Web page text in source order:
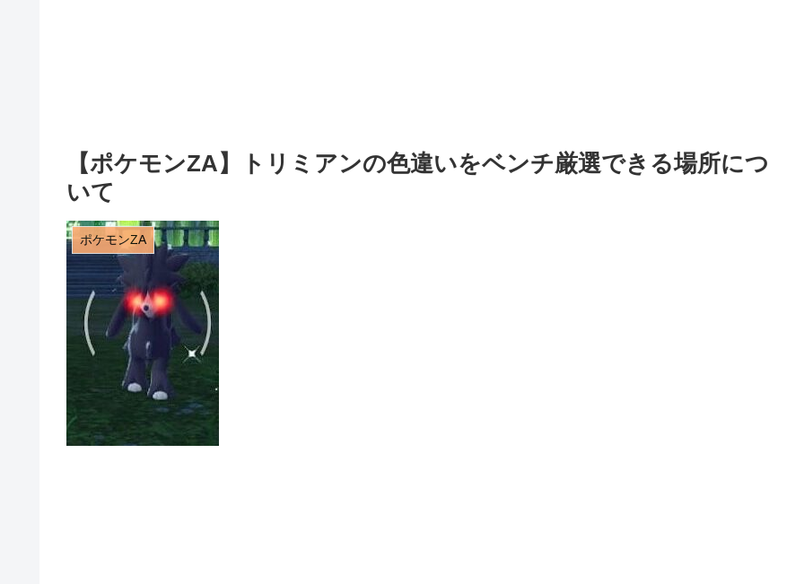
【ポケモンZA】トリミアンの色違いをベンチ厳選できる場所につ
いて
ポケモンZA